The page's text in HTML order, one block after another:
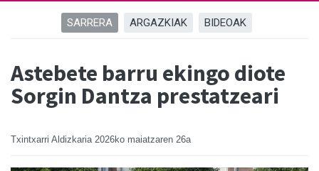
SARRERA ARGAZKIAK BIDEOAK
Astebete barru ekingo diote
Sorgin Dantza prestatzeari
Txintxarri Aldizkaria 2026ko maiatzaren 26a